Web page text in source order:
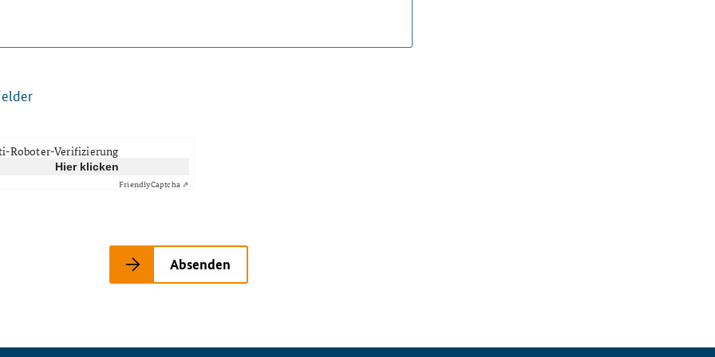
Roboter-Verifizierung
Hier klicken
FriendlyCaptcha ⇗
Absenden